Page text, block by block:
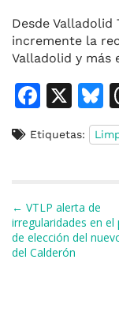
Desde Valladolid
incremente la
Valladolid y más
F
c
b
o
o
X
u
e
y
Etiquetas:
Navegación de
← VTLP alerta de
irregularidades en el
de elección del
del Calderón